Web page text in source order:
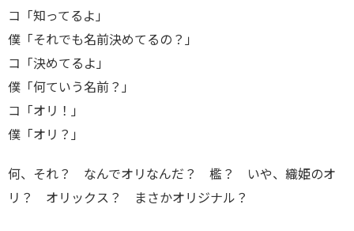
コ「知ってるよ」
僕「それでも名前決めてるの？」
コ「決めてるよ」
僕「何ていう名前？」
コ「オリ！」
僕「オリ？」
何、それ？ なんでオリなんだ？ 檻？ いや、織姫のオ
リ？ オリックス？ まさかオリジナル？